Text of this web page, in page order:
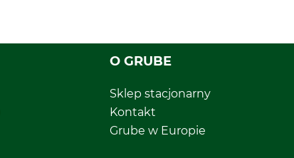
O GRUBE
Sklep stacjonarny
Kontakt
Grube w Europie